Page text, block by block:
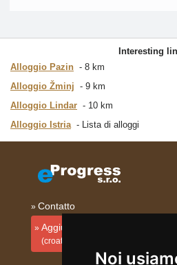
Noi
Interesting
Alloggio Pazin
8 km
Alloggio Žminj
9 km
Alloggio Lindar
10 km
Alloggio Istria
Lista di alloggi
Contatto
Aggiungi la tua sistemazione
(croato)